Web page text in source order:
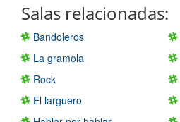
Salas relacionadas:
Bandoleros
La gramola
Rock
El larguero